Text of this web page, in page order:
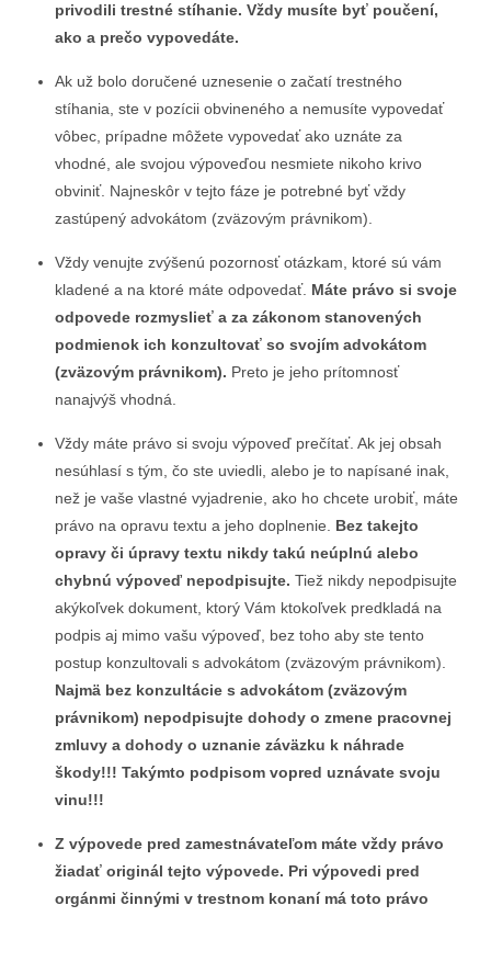
privodili trestné stíhanie. Vždy musíte byť poučení,
ako a prečo vypovedáte.
Ak už bolo doručené uznesenie o začatí trestného
stíhania, ste v pozícii obvineného a nemusíte vypovedať
vôbec, prípadne môžete vypovedať ako uznáte za
vhodné, ale svojou výpoveďou nesmiete nikoho krivo
obviniť. Najneskôr v tejto fáze je potrebné byť vždy
zastúpený advokátom (zväzovým právnikom).
Vždy venujte zvýšenú pozornosť otázkam, ktoré sú vám
kladené a na ktoré máte odpovedať. Máte právo si svoje
odpovede rozmyslieť a za zákonom stanovených
podmienok ich konzultovať so svojím advokátom
(zväzovým právnikom). Preto je jeho prítomnosť
nanajvýš vhodná.
Vždy máte právo si svoju výpoveď prečítať. Ak jej obsah
nesúhlasí s tým, čo ste uviedli, alebo je to napísané inak,
než je vaše vlastné vyjadrenie, ako ho chcete urobiť, máte
právo na opravu textu a jeho doplnenie. Bez takejto
opravy či úpravy textu nikdy takú neúplnú alebo
chybnú výpoveď nepodpisujte. Tiež nikdy nepodpisujte
akýkoľvek dokument, ktorý Vám ktokoľvek predkladá na
podpis aj mimo vašu výpoveď, bez toho aby ste tento
postup konzultovali s advokátom (zväzovým právnikom).
Najmä bez konzultácie s advokátom (zväzovým
právnikom) nepodpisujte dohody o zmene pracovnej
zmluvy a dohody o uznanie záväzku k náhrade
škody!!! Takýmto podpisom vopred uznávate svoju
vinu!!!
Z výpovede pred zamestnávateľom máte vždy právo
žiadať originál tejto výpovede. Pri výpovedi pred
orgánmi činnými v trestnom konaní má toto právo